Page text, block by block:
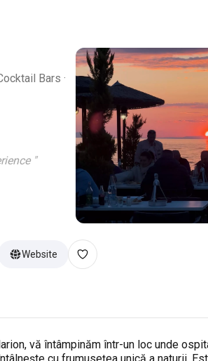
Bars ·
"
Website
vă întâmpinăm într-un loc unde